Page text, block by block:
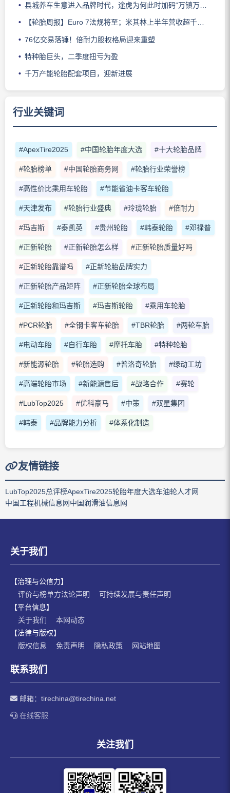
县城养车生意进入品牌时代，途虎为何此时加码“万镇万店”？
【轮胎周报】Euro 7法规将至；米其林上半年营收超千亿；倍耐力上半年盈利稳增；龙星炭黑斩获欧洲近万吨订单
76亿交易落锤！倍耐力股权格局迎来重塑
特种胎巨头，二季度扭亏为盈
千万产能轮胎配套项目，迎新进展
行业关键词
#ApexTire2025 #中国轮胎年度大选 #十大轮胎品牌
#轮胎榜单 #中国轮胎商务网 #轮胎行业荣誉榜
#高性价比乘用车轮胎 #节能省油卡客车轮胎
#天津发布 #轮胎行业盛典 #玲珑轮胎 #倍耐力
#玛吉斯 #泰凯英 #贵州轮胎 #韩泰轮胎 #邓禄普
#正新轮胎 #正新轮胎怎么样 #正新轮胎质量好吗
#正新轮胎靠谱吗 #正新轮胎品牌实力
#正新轮胎产品矩阵 #正新轮胎全球布局
#正新轮胎和玛吉斯 #玛吉斯轮胎 #乘用车轮胎
#PCR轮胎 #全钢卡客车轮胎 #TBR轮胎 #两轮车胎
#电动车胎 #自行车胎 #摩托车胎 #特种轮胎
#新能源轮胎 #轮胎选购 #普洛奇轮胎 #绿动工坊
#高端轮胎市场 #新能源售后 #战略合作 #赛轮
#LubTop2025 #优科豪马 #中策 #双星集团
#韩泰 #品牌能力分析 #体系化制造
友情链接
LubTop2025总评榜ApexTire2025轮胎年度大选车油轮人才网
中国工程机械信息网中国润滑油信息网
关于我们
【治理与公信力】
评价与榜单方法论声明
可持续发展与责任声明
【平台信息】
关于我们
本网动态
【法律与版权】
版权信息
免责声明 隐私政策 网站地图
联系我们
邮箱： tirechina@tirechina.net
在线客服
关注我们